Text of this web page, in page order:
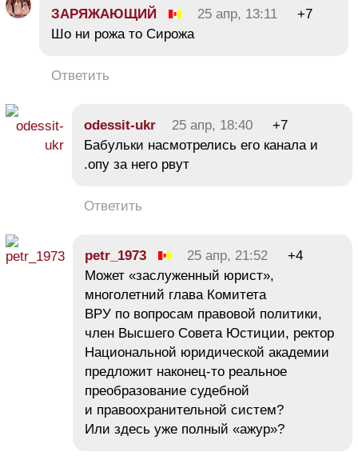
ЗАРЯЖАЮЩИЙ 25 апр, 13:11
+7
Шо ни рожа то Сирожа
Ответить
odessit-ukr 25 апр, 18:40
+7
Бабульки насмотрелись его канала и
.опу за него рвут
Ответить
petr_1973 25 апр, 21:52
+4
Может «заслуженный юрист»,
многолетний глава Комитета
ВРУ по вопросам правовой политики,
член Высшего Совета Юстиции, ректор
Национальной юридической академии
предложит наконец-то реальное
преобразование судебной
и правоохранительной систем?
Или здесь уже полный «ажур»?